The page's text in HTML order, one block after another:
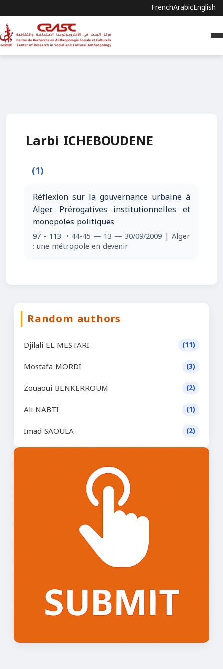
FrenchArabicEnglish
Larbi ICHEBOUDENE
(1)
Réflexion sur la gouvernance urbaine à
Alger. Prérogatives institutionnelles et
monopoles politiques
97 - 113 • 44-45 — 13 — 30/09/2009 | Alger
: une métropole en devenir
Random authors
Djilali EL MESTARI (11)
Mostafa MORDI (3)
Zouaoui BENKERROUM (2)
Ali NABTI (1)
Imad SAOULA (2)